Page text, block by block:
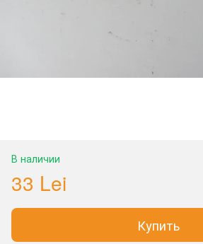
В наличии
33 Lei
Купить